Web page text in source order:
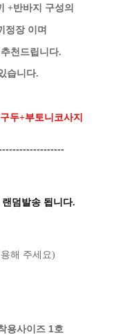
+반바지 구성의
정장 이며
천드립니다.
습니다.
두+부토니코사지
덤발송 됩니다.
해 주세요)
용사이즈 1호